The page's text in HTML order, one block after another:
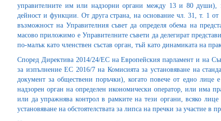
управителните им или надзорни органи между 13 и 80 души),
дейност и функции. От друга страна, на основание чл. 31, т. 1
възможност на Управителния съвет да определя обема на
масово приложимо е Управителните съвети да делегират
по-малък като членствен състав орган, тъй като динамиката на
Според Директива 2014/24/ЕС на Европейския парламент и на
за изпълнение ЕС 2016/7 на Комисията за установяване на
документ за обществени поръчки), когато повече от едно лице
надзорен орган на определен икономически оператор, или има
или да упражнява контрол в рамките на тези органи, всяко
установяване на обстоятелствата за липса на пречки за участие в